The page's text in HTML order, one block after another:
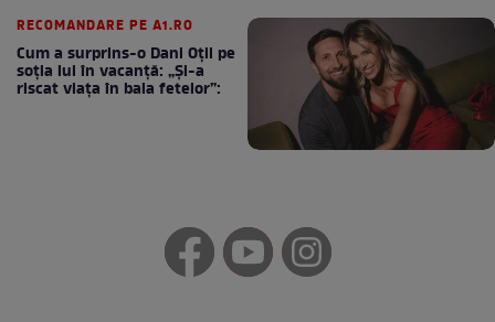
RECOMANDARE PE A1.RO
Cum a surprins-o Dani Oțil pe
soția lui în vacanță: „Și-a
riscat viața în baia fetelor”: